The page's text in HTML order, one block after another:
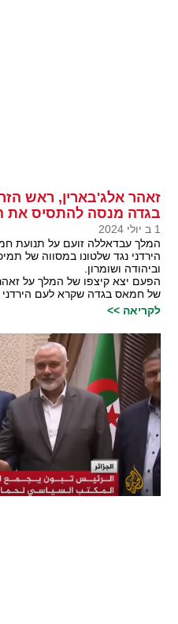
זאהר אלג'בארין, ראש
בגדה מנסה להתסיס את
1 ב יולי 2024
המלך עבדאללה זועם על תנועת
הירדני נגד שלטונו במסווה של
וביהודה ושומרון.
הפעם יצא קיצפו של המלך על
של חמאס בגדה שקרא לעם הירדני
לקריאה >>